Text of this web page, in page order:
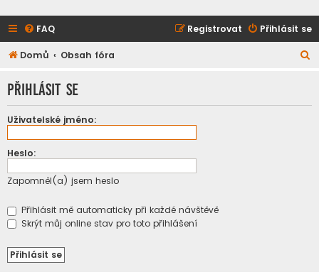
FAQ Přihlásit se
Registrovat
Domů Obsah fóra
d
Přihlásit se
Uživatelské jméno:
Heslo:
Zapomněl(a) jsem heslo
Přihlásit mě automaticky při každé návštěvě
Skrýt můj online stav pro toto přihlášení